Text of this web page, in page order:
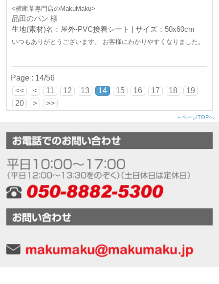
<横断幕専門店のMakuMaku>
品田のパン 様
生地(素材)名：屋外-PVC接着シート | サイズ：50x60cm
いつもありがとうございます。 お客様にわかりやすくなりました。
Page : 14/56
<<
< 11 12 13 14 15 16 17 18
19
20
> >>
• ページTOPへ